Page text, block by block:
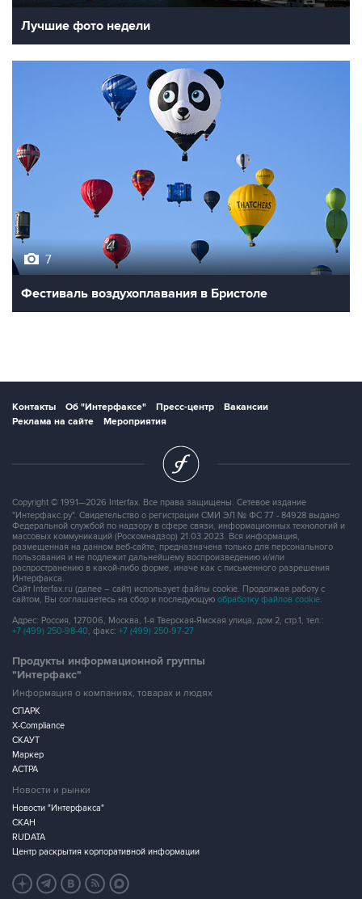
Лучшие фото недели
7
Фестиваль воздухоплавания в Бристоле
Контакты Об "Интерфаксе" Пресс-центр
Вакансии
Реклама на сайте
Мероприятия
Copyright © 1991—2026 Interfax. Все права защищены. Сетевое издание
"Интерфакс.ру". Свидетельство о регистрации СМИ ЭЛ № ФС 77 - 84928 выдано
Федеральной службой по надзору в сфере связи, информационных технологий и
массовых коммуникаций (Роскомнадзор) 21.03.2023. Вся информация,
размещенная на данном веб-сайте, предназначена только для персонального
пользования и не подлежит дальнейшему воспроизведению и/или
распространению в какой-либо форме, иначе как с письменного разрешения
Интерфакса.
Сайт Interfax.ru (далее – сайт) использует файлы cookie. Продолжая работу с
сайтом, Вы соглашаетесь на сбор и последующую обработку файлов cookie.
Адрес: Россия, 127006, Москва, 1-я Тверская-Ямская улица, дом 2, стр.1, тел.:
+7 (499) 250-98-40, факс: +7 (499) 250-97-27
Продукты информационной группы
"Интерфакс"
Информация о компаниях, товарах и людях
СПАРК
X-Compliance
СКАУТ
Маркер
АСТРА
Новости и рынки
Новости "Интерфакса"
СКАН
RUDATA
Центр раскрытия корпоративной информации